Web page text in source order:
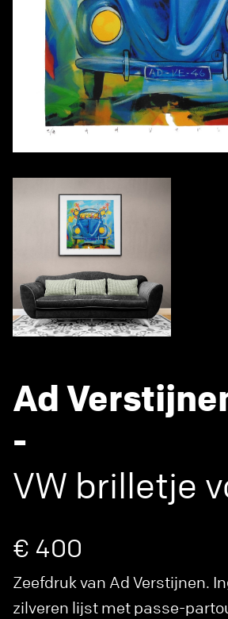
Ad
-
VW brilletje
€ 400
Zeefdruk van Ad Verstijnen.
zilveren lijst met passe-